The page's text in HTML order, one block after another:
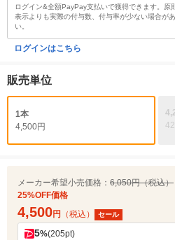
ログイン&全額PayPay支払いで獲得できます。原
表示よりも実際の付与数、付与率が少ない場合が
い。
ログインはこちら
販売単位
1本
4,500円
メーカー希望小売価格： 6,050円（税込）
25%OFF価格
4,500円 （税込） セール
5%(205pt)